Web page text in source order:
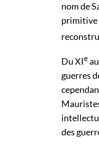
nom de
primitive
Du XIe
guerres
des